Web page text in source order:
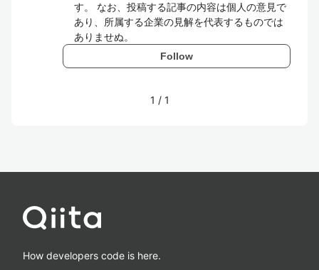
す。 なお、投稿する記事の内容は個人の意見で
あり、所属する企業の見解を代表するものでは
ありませぬ。
Follow
1 / 1
How developers code is here.